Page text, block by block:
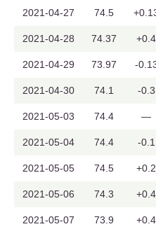
2021-04-27 74.5
2021-04-28 74.37 +0.4
2021-04-29 73.97 -
2021-04-30 74.1 -0.3
2021-05-03 74.4 —
2021-05-04 74.4 -0.1
2021-05-05 74.5 +0.2
2021-05-06 74.3 +0.4
2021-05-07 73.9 +0.4